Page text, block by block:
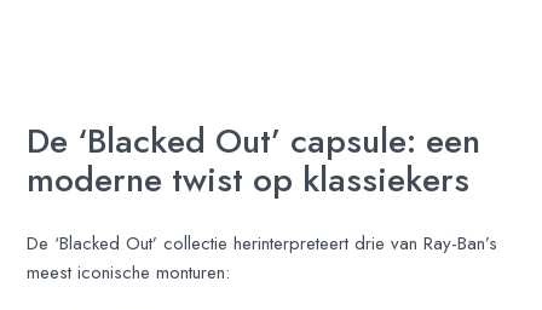
De ‘Blacked Out’ capsule: een
moderne twist op klassiekers
De ‘Blacked Out’ collectie herinterpreteert drie van Ray-Ban’s
meest iconische monturen: